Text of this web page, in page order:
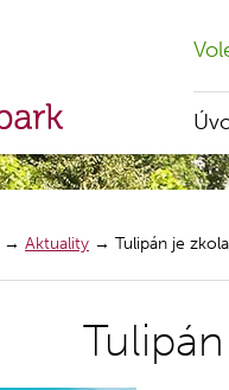
→ Aktuality → Tulipán je